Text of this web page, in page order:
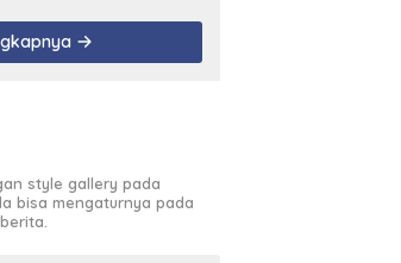
style gallery pada
bisa mengaturnya pada